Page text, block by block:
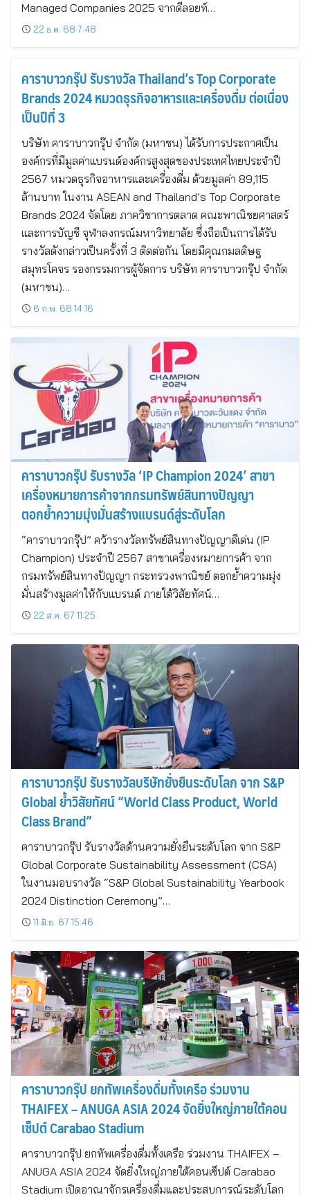
Managed Companies 2025 จากดีลอยท์…
22 ธ.ค. 68 7:48
คาราบาวกรุ๊ป รับรางวัล Thailand’s Top Corporate
Brands 2024 หมวดธุรกิจอาหารและเครื่องดื่ม ต่อเนื่อง
เป็นปีที่ 3
บริษัท คาราบาวกรุ๊ป จำกัด (มหาชน) ได้รับการประกาศเป็น
องค์กรที่มีมูลค่าแบรนด์องค์กรสูงสุดของประเทศไทยประจำปี
2567 หมวดธุรกิจอาหารและเครื่องดื่ม ด้วยมูลค่า 89,115
ล้านบาท ในงาน ASEAN and Thailand’s Top Corporate
Brands 2024 จัดโดย ภาควิชาการตลาด คณะพาณิชยศาสตร์
และการบัญชี จุฬาลงกรณ์มหาวิทยาลัย ซึ่งถือเป็นการได้รับ
รางวัลดังกล่าวเป็นครั้งที่ 3 ติดต่อกัน โดยมีคุณกมลดิษฐ
สมุทรโคจร รองกรรมการผู้จัดการ บริษัท คาราบาวกรุ๊ป จำกัด
(มหาชน)…
6 ก.พ. 68 14:16
คาราบาวกรุ๊ป รับรางวัล ‘IP Champion 2024’ สาขา
เครื่องหมายการค้าจากกรมทรัพย์สินทางปัญญา
ตอกย้ำความมุ่งมั่นสร้างแบรนด์สู่ระดับโลก
“คาราบาวกรุ๊ป” คว้ารางวัลทรัพย์สินทางปัญญาดีเด่น (IP
Champion) ประจำปี 2567 สาขาเครื่องหมายการค้า จาก
กรมทรัพย์สินทางปัญญา กระทรวงพาณิชย์ ตอกย้ำความมุ่ง
มั่นสร้างมูลค่าให้กับแบรนด์ ภายใต้วิสัยทัศน์…
22 ส.ค. 67 11:25
คาราบาวกรุ๊ป รับรางวัลบริษัทยั่งยืนระดับโลก จาก S&P
Global ย้ำวิสัยทัศน์ “World Class Product, World
Class Brand”
คาราบาวกรุ๊ป รับรางวัลด้านความยั่งยืนระดับโลก จาก S&P
Global Corporate Sustainability Assessment (CSA)
ในงานมอบรางวัล “S&P Global Sustainability Yearbook
2024 Distinction Ceremony”…
11 มิ.ย. 67 15:46
คาราบาวกรุ๊ป ยกทัพเครื่องดื่มทั้งเครือ ร่วมงาน
THAIFEX – ANUGA ASIA 2024 จัดยิ่งใหญ่ภายใต้คอน
เซ็ปต์ Carabao Stadium
คาราบาวกรุ๊ป ยกทัพเครื่องดื่มทั้งเครือ ร่วมงาน THAIFEX –
ANUGA ASIA 2024 จัดยิ่งใหญ่ภายใต้คอนเซ็ปต์ Carabao
Stadium เปิดอาณาจักรเครื่องดื่มและประสบการณ์ระดับโลก